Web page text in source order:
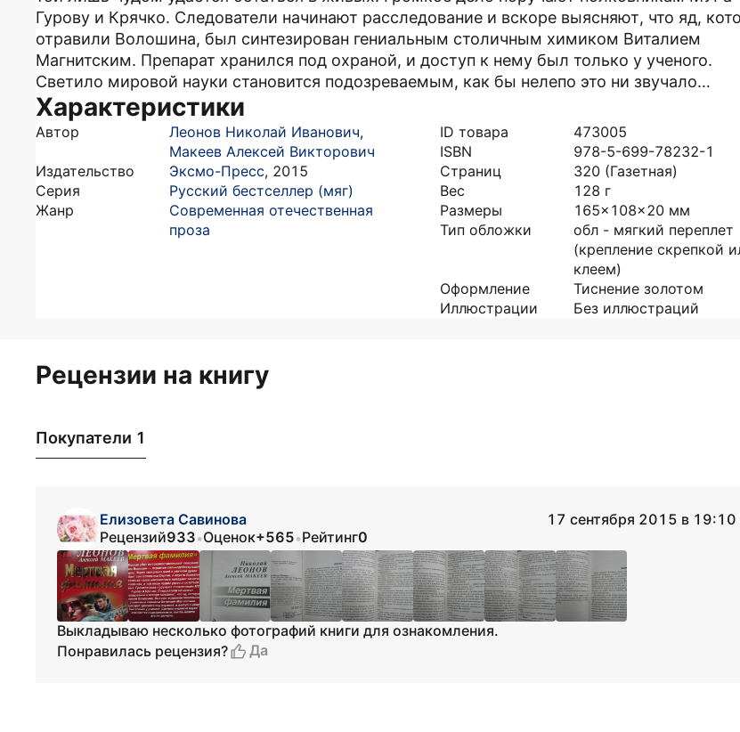
Гурову и Крячко. Следователи начинают расследование и вскоре выясняют, что яд,
отравили Волошина, был синтезирован гениальным столичным химиком Виталием
Магнитским. Препарат хранился под охраной, и доступ к нему был только у ученого.
Светило мировой науки становится подозреваемым, как бы нелепо это ни звучало…
Характеристики
Автор Леонов Николай Иванович,
Макеев Алексей Викторович
Издательство
Эксмо-Пресс, 2015
Серия
Русский бестселлер (мяг)
Жанр
Современная отечественная
проза
ID товара
473005
ISBN
978-5-699-78232-1
Страниц
320 (Газетная)
Вес
128 г
Размеры
165x108x20 мм
Тип обложки
обл - мягкий переплет
(крепление скрепкой
клеем)
Оформление
Тиснение золотом
Иллюстрации
Без иллюстраций
Рецензии на книгу
Покупатели 1
Елизовета Савинова
17 сентября 2015 в 19:10
Рецензий933•Оценок+565•Рейтинг0
Выкладываю несколько фотографий книги для ознакомления.
Понравилась рецензия?
Да